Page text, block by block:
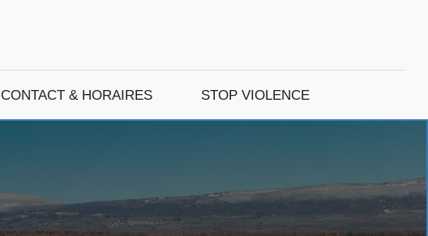
CONTACT & HORAIRES STOP VIOLENCE